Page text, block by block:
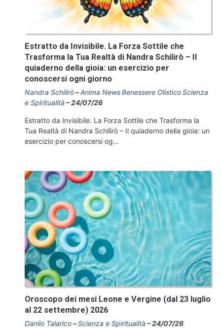
Estratto da Invisibile. La Forza Sottile che
Trasforma la Tua Realtà di Nandra Schilirò – Il
quiaderno della gioia: un esercizio per
conoscersi ogni giorno
Nandra Schilirò Anima NewsBenessere OlisticoScienza
e Spiritualità
24/07/26
Estratto da Invisibile. La Forza Sottile che Trasforma la
Tua Realtà di Nandra Schilirò – Il quiaderno della gioia: un
esercizio per conoscersi og…
Oroscopo dei mesi Leone e Vergine (dal 23 luglio
al 22 settembre) 2026
Danilo Talarico Scienza e Spiritualità 24/07/26